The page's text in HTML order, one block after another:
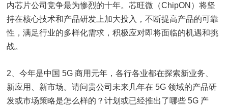
内芯片公司竞争最为惨烈的十年。芯旺微（ChipON）将坚
持在核心技术和产品研发上加大投入，不断提高产品的可靠
性，满足行业的多样化需求，积极应对即将面临的机遇和挑
战。
2、今年是中国 5G 商用元年，各行各业都在探索新业务、
新应用、新市场。请问贵公司未来几年在 5G 领域的产品研
发或市场策略是怎么样的？计划或已经推出了哪些 5G 产